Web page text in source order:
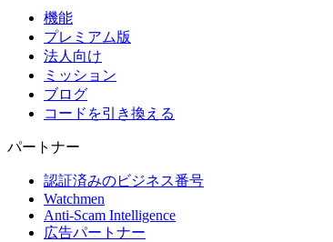
機能
プレミアム版
法人向け
ミッション
ブログ
コードを引き換える
パートナー
認証済みのビジネス番号
Watchmen
Anti-Scam Intelligence
広告パートナー